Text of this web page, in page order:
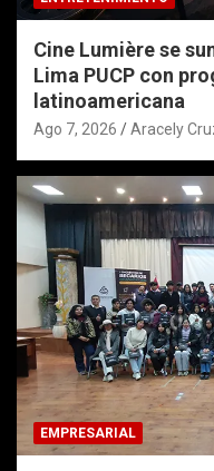
Cine Lumière se
Lima PUCP con
latinoamericana
Ago 7, 2026 Aracely
EMPRESARIAL